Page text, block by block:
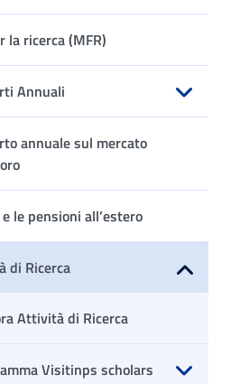
Apri sottomenu
la ricerca (MFR)
Annuali
Apri sottomenu
annuale sul mercato
e le pensioni all’estero
di Ricerca
Apri sottomenu
Attività di Ricerca
Visitinps scholars